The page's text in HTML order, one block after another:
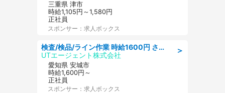
三重県 津市
時給1,105円～1,580円
正社員
スポンサー：求人ボックス
＞
検査/検品/ライン作業 時給1600円 さら半年ごとに時給50円UP 検品·検査
UTエージェント株式会社
愛知県 安城市
時給1,600円～
正社員
スポンサー：求人ボックス